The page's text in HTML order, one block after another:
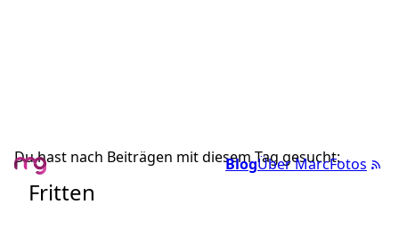
BlogÜber MarcFotos
Du hast nach Beiträgen mit diesem Tag gesucht:
Fritten